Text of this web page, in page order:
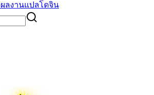
ลงานแปลโดจิน